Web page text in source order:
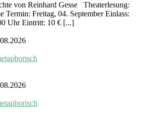
von Reinhard Gesse Theaterlesung:
Termin: Freitag, 04. September Einlass:
Uhr Eintritt: 10 € [...]